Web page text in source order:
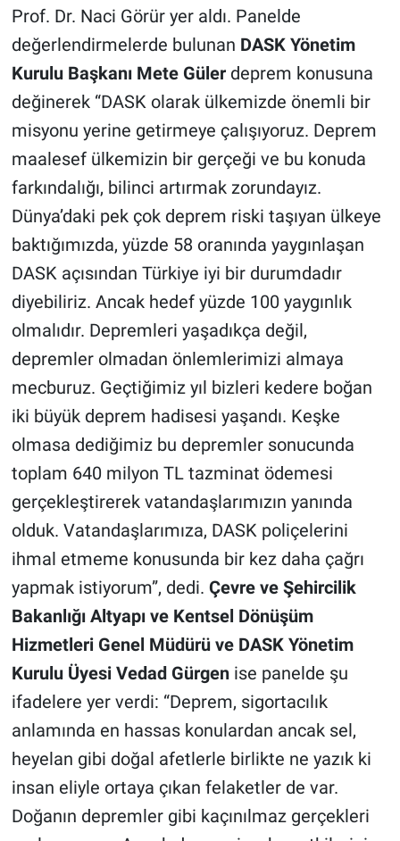
Prof. Dr. Naci Görür yer aldı. Panelde
değerlendirmelerde bulunan DASK Yönetim
Kurulu Başkanı Mete Gülerdeprem konusuna
değinerek “DASK olarak ülkemizde önemli bir
misyonu yerine getirmeye çalışıyoruz. Deprem
maalesef ülkemizin bir gerçeği ve bu konuda
farkındalığı, bilinci artırmak zorundayız.
Dünya’daki pek çok deprem riski taşıyan ülkeye
baktığımızda, yüzde 58 oranında yaygınlaşan
DASK açısından Türkiye iyi bir durumdadır
diyebiliriz. Ancak hedef yüzde 100 yaygınlık
olmalıdır. Depremleri yaşadıkça değil,
depremler olmadan önlemlerimizi almaya
mecburuz. Geçtiğimiz yıl bizleri kedere boğan
iki büyük deprem hadisesi yaşandı. Keşke
olmasa dediğimiz bu depremler sonucunda
toplam 640 milyon TL tazminat ödemesi
gerçekleştirerek vatandaşlarımızın yanında
olduk. Vatandaşlarımıza, DASK poliçelerini
ihmal etmeme konusunda bir kez daha çağrı
yapmak istiyorum”, dedi. Çevre ve Şehircilik
Bakanlığı Altyapı ve Kentsel Dönüşüm
Hizmetleri Genel Müdürü ve DASK Yönetim
Kurulu Üyesi Vedad Gürgenise panelde şu
ifadelere yer verdi: “Deprem, sigortacılık
anlamında en hassas konulardan ancak sel,
heyelan gibi doğal afetlerle birlikte ne yazık ki
insan eliyle ortaya çıkan felaketler de var.
Doğanın depremler gibi kaçınılmaz gerçekleri